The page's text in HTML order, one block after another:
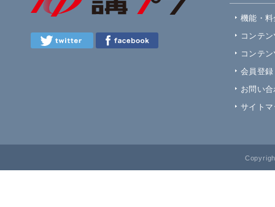
機能・
コンテ
コンテ
会員登録
お問い
サイトマ